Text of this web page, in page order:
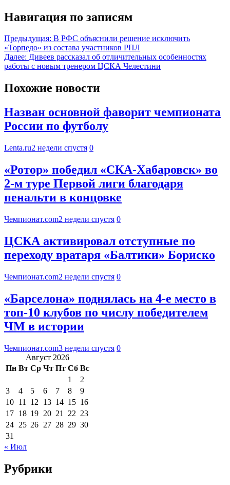
Навигация по записям
Предыдущая: В РФС объяснили решение исключить
«Торпедо» из состава участников РПЛ
Далее: Дивеев рассказал об отличительных особенностях
работы с новым тренером ЦСКА Челестини
Похожие новости
Назван основной фаворит чемпионата
России по футболу
Lenta.ru2 недели спустя 0
«Ротор» победил «СКА-Хабаровск» во
2-м туре Первой лиги благодаря
пенальти в концовке
Чемпионат.com2 недели спустя 0
ЦСКА активировал отступные по
переходу вратаря «Балтики» Бориско
Чемпионат.com2 недели спустя 0
«Барселона» поднялась на 4-е место в
топ-10 клубов по числу победителем
ЧМ в истории
Чемпионат.com3 недели спустя 0
Август 2026
Пн Вт Ср Чт Пт Сб Вс
1
2
3
4 5 6 7 8
9
10 11 12 13 14 15 16
17 18 19 20 21 22 23
24 25 26 27 28 29 30
31
« Июл
Рубрики